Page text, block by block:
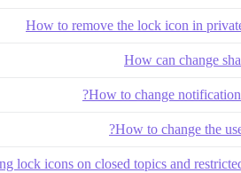
How to remove the lock icon in
How can change
How to change notification
How to change the
lock icons on closed topics and